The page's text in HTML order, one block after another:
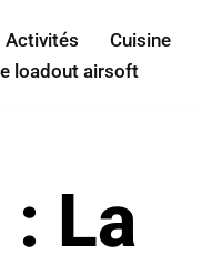
Activités Cuisine
loadout airsoft
La